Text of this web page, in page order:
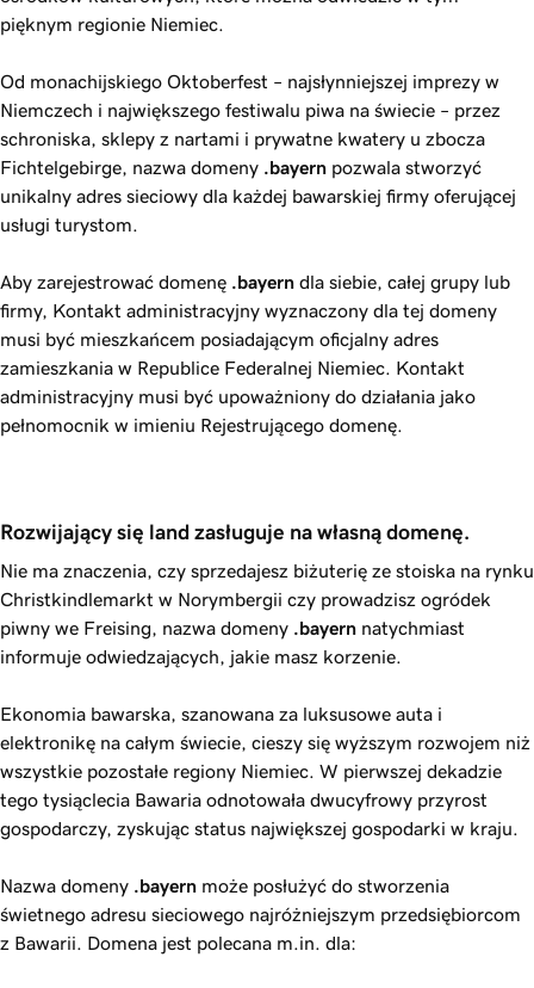
pięknym regionie Niemiec.
Od monachijskiego Oktoberfest – najsłynniejszej imprezy w
Niemczech i największego festiwalu piwa na świecie – przez
schroniska, sklepy z nartami i prywatne kwatery u zbocza
Fichtelgebirge, nazwa domeny .bayern pozwala stworzyć
unikalny adres sieciowy dla każdej bawarskiej firmy oferującej
usługi turystom.
Aby zarejestrować domenę .bayern dla siebie, całej grupy lub
firmy, Kontakt administracyjny wyznaczony dla tej domeny
musi być mieszkańcem posiadającym oficjalny adres
zamieszkania w Republice Federalnej Niemiec. Kontakt
administracyjny musi być upoważniony do działania jako
pełnomocnik w imieniu Rejestrującego domenę.
Rozwijający się land zasługuje na własną domenę.
Nie ma znaczenia, czy sprzedajesz biżuterię ze stoiska na rynku
Christkindlemarkt w Norymbergii czy prowadzisz ogródek
piwny we Freising, nazwa domeny .bayern natychmiast
informuje odwiedzających, jakie masz korzenie.
Ekonomia bawarska, szanowana za luksusowe auta i
elektronikę na całym świecie, cieszy się wyższym rozwojem niż
wszystkie pozostałe regiony Niemiec. W pierwszej dekadzie
tego tysiąclecia Bawaria odnotowała dwucyfrowy przyrost
gospodarczy, zyskując status największej gospodarki w kraju.
Nazwa domeny .bayern może posłużyć do stworzenia
świetnego adresu sieciowego najróżniejszym przedsiębiorcom
z Bawarii. Domena jest polecana m.in. dla: